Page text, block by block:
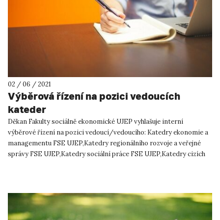
02 / 06 / 2021
Výběrová řízení na pozici vedoucích
kateder
Děkan Fakulty sociálně ekonomické UJEP vyhlašuje interní
výběrové řízení na pozici vedoucí/vedoucího: Katedry ekonomie a
managementu FSE UJEP,Katedry regionálního rozvoje a veřejné
správy FSE UJEP,Katedry sociální práce FSE UJEP,Katedry cizích